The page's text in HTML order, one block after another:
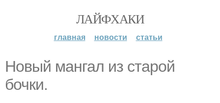
ЛАЙФХАКИ
главная новости статьи
Новый мангал из старой
бочки.